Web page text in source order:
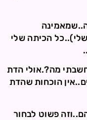
שלי)..כל הכיתה שלי
מה?.אולי הדת
הוכחות שהדת
פשוט לבחור